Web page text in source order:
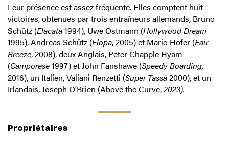
Leur présence est assez fréquente. Elles comptent huit
victoires, obtenues par trois entraîneurs allemands, Bruno
Schütz (Elacata1994), Uwe Ostmann (Hollywood Dream
1995), Andreas Schütz (Elopa, 2005) et Mario Hofer (Fair
Breeze, 2008), deux Anglais, Peter Chapple Hyam
(Camporese1997) et John Fanshawe (Speedy Boarding,
2016), un Italien, Valiani Renzetti (Super Tassa2000), et un
Irlandais, Joseph O'Brien (Above the Curve,2023).
Propriétaires